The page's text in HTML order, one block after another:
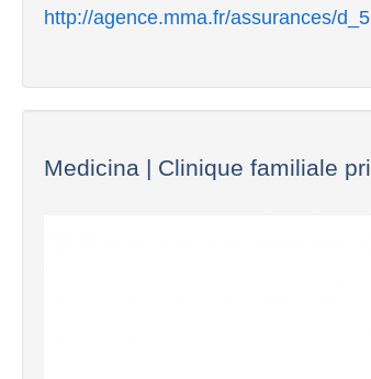
http://agence.mma.fr/assurances/
Medicina | Clinique familiale